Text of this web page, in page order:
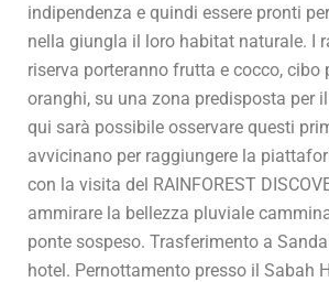
indipendenza e quindi essere pronti
nella giungla il loro habitat naturale. I
riserva porteranno frutta e cocco, cibo
oranghi, su una zona predisposta per
qui sarà possibile osservare questi
avvicinano per raggiungere la
con la visita del RAINFOREST
ammirare la bellezza pluviale
ponte sospeso. Trasferimento a
hotel. Pernottamento presso il Sabah